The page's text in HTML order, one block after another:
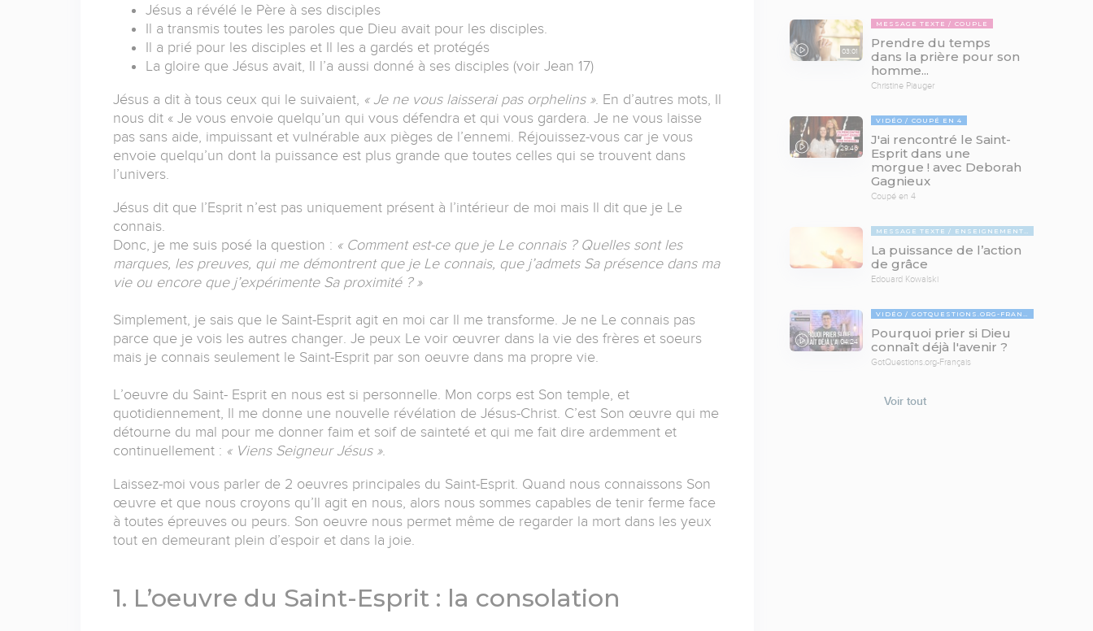
Jésus a révélé le Père à ses disciples
Il a transmis toutes les paroles que Dieu avait pour les disciples.
Il a prié pour les disciples et Il les a gardés et protégés
La gloire que Jésus avait, Il l’a aussi donné à ses disciples (voir Jean 17)
Jésus a dit à tous ceux qui le suivaient, « Je ne vous laisserai pas orphelins ». En d’autres mots, Il
nous dit « Je vous envoie quelqu’un qui vous défendra et qui vous gardera. Je ne vous laisse
pas sans aide, impuissant et vulnérable aux pièges de l’ennemi. Réjouissez-vous car je vous
envoie quelqu’un dont la puissance est plus grande que toutes celles qui se trouvent dans
l’univers.
Jésus dit que l’Esprit n’est pas uniquement présent à l’intérieur de moi mais Il dit que je Le
connais.
Donc, je me suis posé la question : « Comment est-ce que je Le connais ? Quelles sont les
marques, les preuves, qui me démontrent que je Le connais, que j’admets Sa présence dans ma
vie ou encore que j’expérimente Sa proximité ?»
Simplement, je sais que le Saint-Esprit agit en moi car Il me transforme. Je ne Le connais pas
parce que je vois les autres changer. Je peux Le voir œuvrer dans la vie des frères et soeurs
mais je connais seulement le Saint-Esprit par son oeuvre dans ma propre vie.
L’oeuvre du Saint- Esprit en nous est si personnelle. Mon corps est Son temple, et
quotidiennement, Il me donne une nouvelle révélation de Jésus-Christ. C’est Son œuvre qui me
détourne du mal pour me donner faim et soif de sainteté et qui me fait dire ardemment et
continuellement : « Viens Seigneur Jésus ».
Laissez-moi vous parler de 2 oeuvres principales du Saint-Esprit. Quand nous connaissons Son
œuvre et que nous croyons qu’Il agit en nous, alors nous sommes capables de tenir ferme face
à toutes épreuves ou peurs. Son oeuvre nous permet même de regarder la mort dans les yeux
tout en demeurant plein d’espoir et dans la joie.
1. L’oeuvre du Saint-Esprit : la consolation
03:01
MESSAGE TEXTE COUPLE
Prendre du temps
dans la prière pour son
homme...
Christine Piauger
29:46
VIDÉO COUPÉ EN 4
J'ai rencontré le Saint-
Esprit dans une
morgue ! avec Deborah
Gagnieux
Coupé en 4
MESSAGE TEXTE ENSEIGNEMENTS BIBLIQUES
La puissance de l’action
de grâce
Edouard Kowalski
04:24
VIDÉO GOTQUESTIONS.ORG-FRANÇAIS
Pourquoi prier si Dieu
connaît déjà l'avenir ?
GotQuestions.org-Français
Voir tout